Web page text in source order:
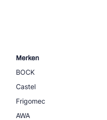
Merken
BOCK
Castel
Frigomec
AWA